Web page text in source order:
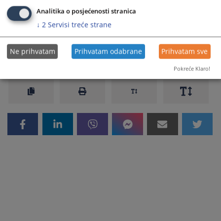
postupak po zahtjevu za izvanredno preispitivanje sudske odluke u
upravnom sporu.
Prikazana vijest je na: Hrvatski jezik
252PREGLEDA
Analitika o posjećenosti stranica
↓ 2 Servisi treće strane
Ne prihvatam Prihvatam odabrane Prihvatam sve
Pokreće Klaro!